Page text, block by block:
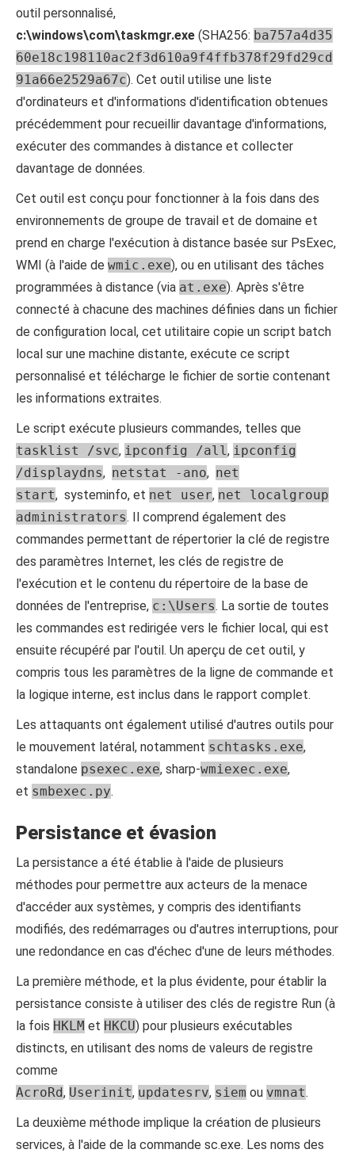
outil personnalisé,
c:\windows\com\taskmgr.exe (SHA256: ba757a4d35
60e18c198110ac2f3d610a9f4ffb378f29fd29cd
91a66e2529a67c). Cet outil utilise une liste
d'ordinateurs et d'informations d'identification obtenues
précédemment pour recueillir davantage d'informations,
exécuter des commandes à distance et collecter
davantage de données.
Cet outil est conçu pour fonctionner à la fois dans des
environnements de groupe de travail et de domaine et
prend en charge l'exécution à distance basée sur PsExec,
WMI (à l'aide de wmic.exe), ou en utilisant des tâches
programmées à distance (via at.exe). Après s'être
connecté à chacune des machines définies dans un fichier
de configuration local, cet utilitaire copie un script batch
local sur une machine distante, exécute ce script
personnalisé et télécharge le fichier de sortie contenant
les informations extraites.
Le script exécute plusieurs commandes, telles que
tasklist /svc, ipconfig /all, ipconfig
/displaydns, netstat -ano, net
start, systeminfo, et net user, net localgroup
administrators. Il comprend également des
commandes permettant de répertorier la clé de registre
des paramètres Internet, les clés de registre de
l'exécution et le contenu du répertoire de la base de
données de l'entreprise, c:\Users. La sortie de toutes
les commandes est redirigée vers le fichier local, qui est
ensuite récupéré par l'outil. Un aperçu de cet outil, y
compris tous les paramètres de la ligne de commande et
la logique interne, est inclus dans le rapport complet.
Les attaquants ont également utilisé d'autres outils pour
le mouvement latéral, notamment schtasks.exe,
standalone psexec.exe, sharp-wmiexec.exe,
et smbexec.py.
Persistance et évasion
La persistance a été établie à l'aide de plusieurs
méthodes pour permettre aux acteurs de la menace
d'accéder aux systèmes, y compris des identifiants
modifiés, des redémarrages ou d'autres interruptions, pour
une redondance en cas d'échec d'une de leurs méthodes.
La première méthode, et la plus évidente, pour établir la
persistance consiste à utiliser des clés de registre Run (à
la fois HKLM et HKCU) pour plusieurs exécutables
distincts, en utilisant des noms de valeurs de registre
comme
AcroRd, Userinit, updatesrv, siem ou vmnat.
La deuxième méthode implique la création de plusieurs
services, à l'aide de la commande sc.exe. Les noms des